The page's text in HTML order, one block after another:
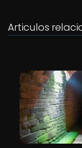
Articulos